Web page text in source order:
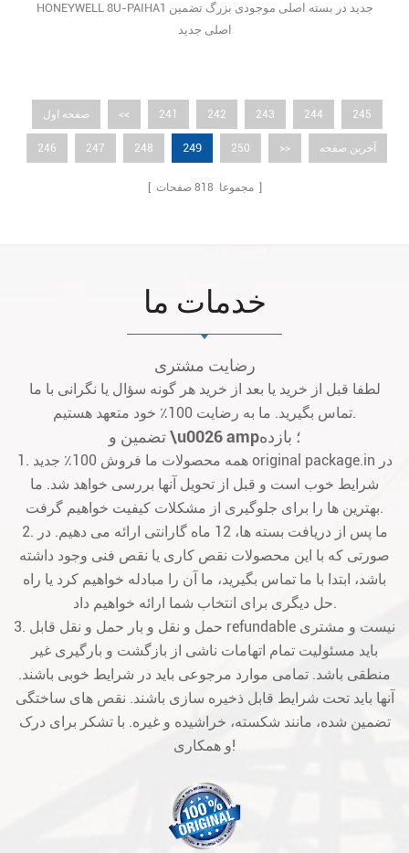
HONEYWELL 8U-PAIHA1 جدید در بسته اصلی موجودی بزرگ تضمین
اصلی جدید
صفحه اول << 241 242 243 244 245
246 247 248 249 250 >> آخرین صفحه
[ مجموعا 818 صفحات ]
خدمات ما
رضایت مشتری
لطفا قبل از خرید یا بعد از خرید هر گونه سؤال یا نگرانی با ما
تماس بگیرید. ما به رضایت 100٪ خود متعهد هستیم.
تضمین و \u0026 amp؛ بازده
1. همه محصولات ما فروش 100٪ جدید original package.in در
شرایط خوب است و قبل از تحویل آنها بررسی خواهد شد. ما
بهترین ها را برای جلوگیری از مشکلات کیفیت خواهیم گرفت.
2. ما پس از دریافت بسته ها، 12 ماه گارانتی ارائه می دهیم. در
صورتی که با این محصولات نقص کاری یا نقص فنی وجود داشته
باشد، ابتدا با ما تماس بگیرید، ما آن را مبادله خواهیم کرد یا راه
حل دیگری برای انتخاب شما ارائه خواهیم داد.
3. حمل و نقل و بار حمل و نقل قابل refundable نیست و مشتری
باید مسئولیت تمام اتهامات ناشی از بازگشت و بارگیری غیر
منطقی باشد. تمامی موارد مرجوعی باید در شرایط خوبی باشند.
آنها باید تحت شرایط قابل ذخیره سازی باشند. نقص های ساختگی
تضمین شده، مانند شکسته، خراشیده و غیره. با تشکر برای درک
و همکاری!